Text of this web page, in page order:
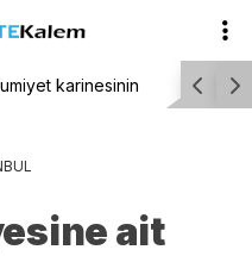
karinesinin
ait